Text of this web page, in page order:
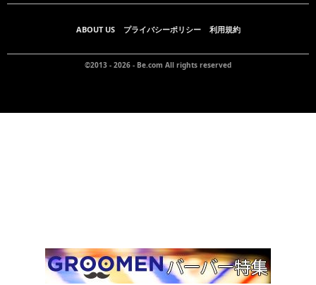
ABOUT US プライバシーポリシー 利用規約
©2013 - 2026 - Be.com All rights reserved